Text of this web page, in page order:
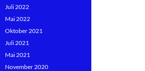
Juli 2022
Mai 2022
Oktober 2021
Juli 2021
Mai 2021
November 2020